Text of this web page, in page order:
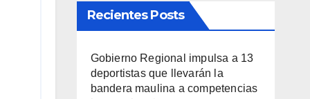
Recientes Posts
Gobierno Regional impulsa a 13
deportistas que llevarán la
bandera maulina a competencias